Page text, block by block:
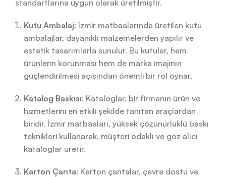
standartlarına uygun olarak üretilmiştir.
Kutu Ambalaj: İzmir matbaalarında üretilen kutu
ambalajlar, dayanıklı malzemelerden yapılır ve
estetik tasarımlarla sunulur. Bu kutular, hem
ürünlerin korunması hem de marka imajının
güçlendirilmesi açısından önemli bir rol oynar.
Katalog Baskısı: Kataloglar, bir firmanın ürün ve
hizmetlerini en etkili şekilde tanıtan araçlardan
biridir. İzmir matbaaları, yüksek çözünürlüklü baskı
teknikleri kullanarak, müşteri odaklı ve göz alıcı
kataloglar üretir.
Karton Çanta: Karton çantalar, çevre dostu ve